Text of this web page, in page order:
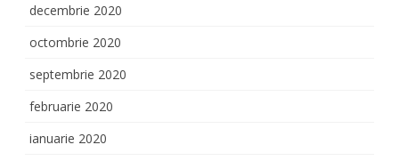
decembrie 2020
octombrie 2020
septembrie 2020
februarie 2020
ianuarie 2020